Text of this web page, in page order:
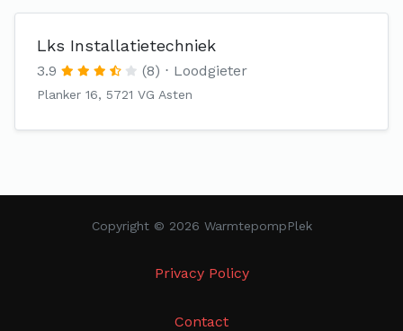
Lks Installatietechniek
3.9 (8) Loodgieter
Planker 16, 5721 VG Asten
Copyright © 2026 WarmtepompPlek
Privacy Policy
Contact